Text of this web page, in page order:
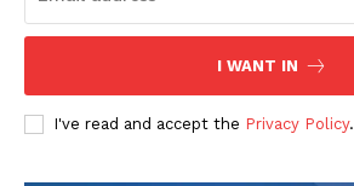
I WANT IN
I've read and accept the Privacy Policy.